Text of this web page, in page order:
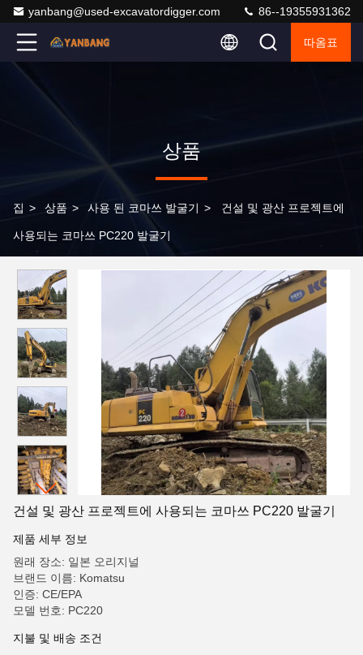
yanbang@used-excavatordigger.com 86--19355931362
따옴표
상품
집 > 상품 > 사용 된 코마쓰 발굴기 > 건설 및 광산 프로젝트에
사용되는 코마쓰 PC220 발굴기
건설 및 광산 프로젝트에 사용되는 코마쓰 PC220 발굴기
제품 세부 정보
원래 장소: 일본 오리지널
브랜드 이름: Komatsu
인증: CE/EPA
모델 번호: PC220
지불 및 배송 조건